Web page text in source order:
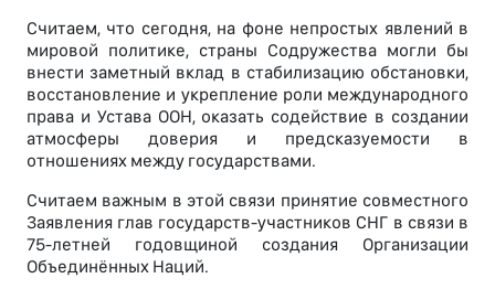
Считаем, что сегодня, на фоне непростых явлений в
мировой политике, страны Содружества могли бы
внести заметный вклад в стабилизацию обстановки,
восстановление и укрепление роли международного
права и Устава ООН, оказать содействие в создании
атмосферы доверия и предсказуемости в
отношениях между государствами.
Считаем важным в этой связи принятие совместного
Заявления глав государств-участников СНГ в связи в
75-летней годовщиной создания Организации
Объединённых Наций.